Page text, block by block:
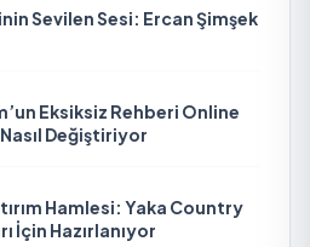
Sevilen Sesi: Ercan Şimşek
Eksiksiz Rehberi Online
Değiştiriyor
Hamlesi: Yaka Country
İçin Hazırlanıyor